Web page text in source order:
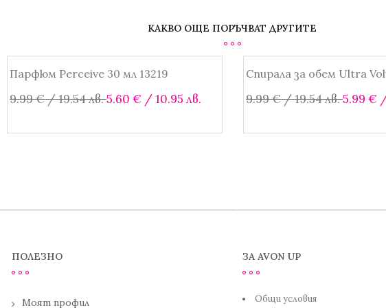
КАКВО ОЩЕ ПОРЪЧВАТ ДРУГИТЕ
SALE!
Парфюм Perceive 30 мл 13219
9.99€/ 19.54 лв.Original
5.60 € / 10.95 лв. Текущата
SALE!
Спирала за обем Ultra
9.99€/ 19.54 лв.5.99 €
ПОЛЕЗНО
Моят профил
ЗА AVON UP
Общи условия